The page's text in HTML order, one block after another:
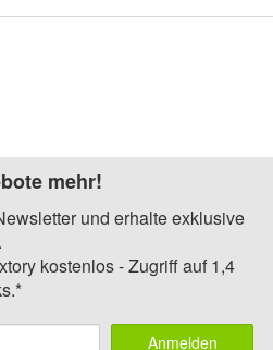
mehr!
und erhalte exklusive
kostenlos - Zugriff auf 1,4
Anmelden